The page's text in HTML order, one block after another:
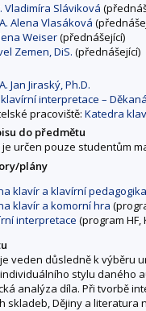
Vladimíra Sláviková
Alena Vlasáková
Weiser(přednášející)
Zemen, DiS. (přednášející)
Jan Jiraský, Ph.D.
interpretace –
pracoviště: Katedra
do předmětu
je určen pouze studentům
plány
klavír a klavírní pedagogika
klavír a komorní hra
interpretace (program HF,
veden důsledně k výběru
stylu daného
analýza díla. Při tvorbě
skladeb, Dějiny a literatura